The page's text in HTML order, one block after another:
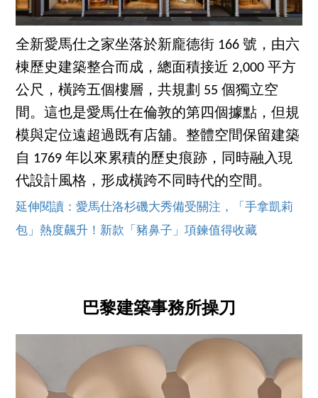
全新愛馬仕之家坐落於新龐德街 166 號，由六
棟歷史建築整合而成，總面積接近 2,000 平方
公尺，橫跨五個樓層，共規劃 55 個獨立空
間。這也是愛馬仕在倫敦的第四個據點，但規
模與定位遠超過既有店舖。整體空間保留建築
自 1769 年以來累積的歷史痕跡，同時融入現
代設計風格，形成橫跨不同時代的空間。
延伸閱讀：愛馬仕洛杉磯大秀備受關注，「手拿凱莉
包」熱度飆升！新款「豬鼻子」項鍊值得收藏
巴黎建築事務所操刀